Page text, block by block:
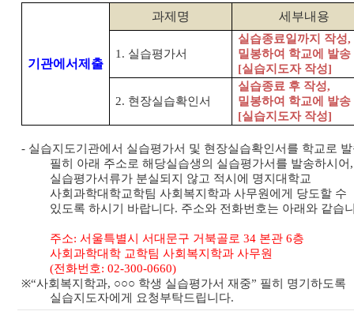
기관에서제출
과제명 세부내용
1. 실습평가서
실습종료일까지 작성,
밀봉하여 학교에 발송
[실습지도자 작성]
2. 현장실습확인서
실습종료 후 작성,
밀봉하여 학교에 발송
[실습지도자 작성]
- 실습지도기관에서 실습평가서 및 현장실습확인서를 학교로
필히 아래 주소로 해당실습생의 실습평가서를 발송하시어 ,
실습평가서류가 분실되지 않고 적시에 명지대학교
사회과학대학교학팀 사회복지학과 사무원에게 당도할 수
있도록 하시기 바랍니다. 주소와 전화번호는 아래와 같습
주소:서울특별시 서대문구 거북골로34 본관6층
사회과학대학 교학팀 사회복지학과 사무원
(전화번호: 02-300-0660)
※“사회복지학과, ○○○ 학생 실습평가서 재중” 필히 명기하도록
실습지도자에게 요청부탁드립니다.